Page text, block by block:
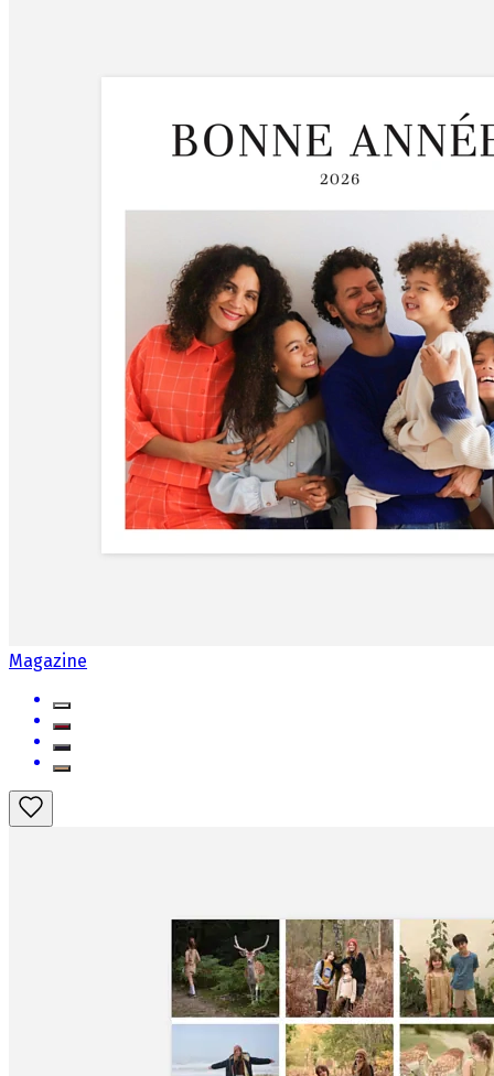
Magazine